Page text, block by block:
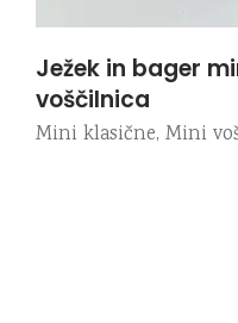
Ježek in bager
voščilnica
Mini klasične, Mini